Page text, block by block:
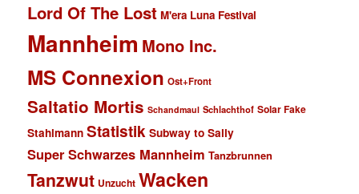
Lord Of The Lost M'era Luna Festival
Mannheim Mono Inc.
MS Connexion Ost+Front
Saltatio Mortis Schandmaul Schlachthof Solar Fake
Stahlmann Statistik Subway to Sally
Super Schwarzes Mannheim Tanzbrunnen
Tanzwut Unzucht Wacken